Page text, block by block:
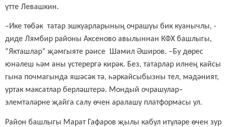
үтте Левашкин.
–Ике төбәк татар эшкуарларының очрашуы бик куанычлы, -
диде Лямбир районы Аксеново авылыннан КФХ башлыгы,
“Якташлар” җәмгыяте рәисе Шамил Әширов. –Бу дөрес
юнәлеш һәм аны үстерергә кирәк. Без, татарлар илнең кайсы
гына почмагында яшәсәк тә, һәркайсыбызны тел, мәдәният,
уртак максатлар берләштерә. Мондый очрашулар–
элемтәләрне җайга салу өчен аралашу платформасы ул.
Район башлыгы Марат Гафаров җылы кабул итүләре өчен зур